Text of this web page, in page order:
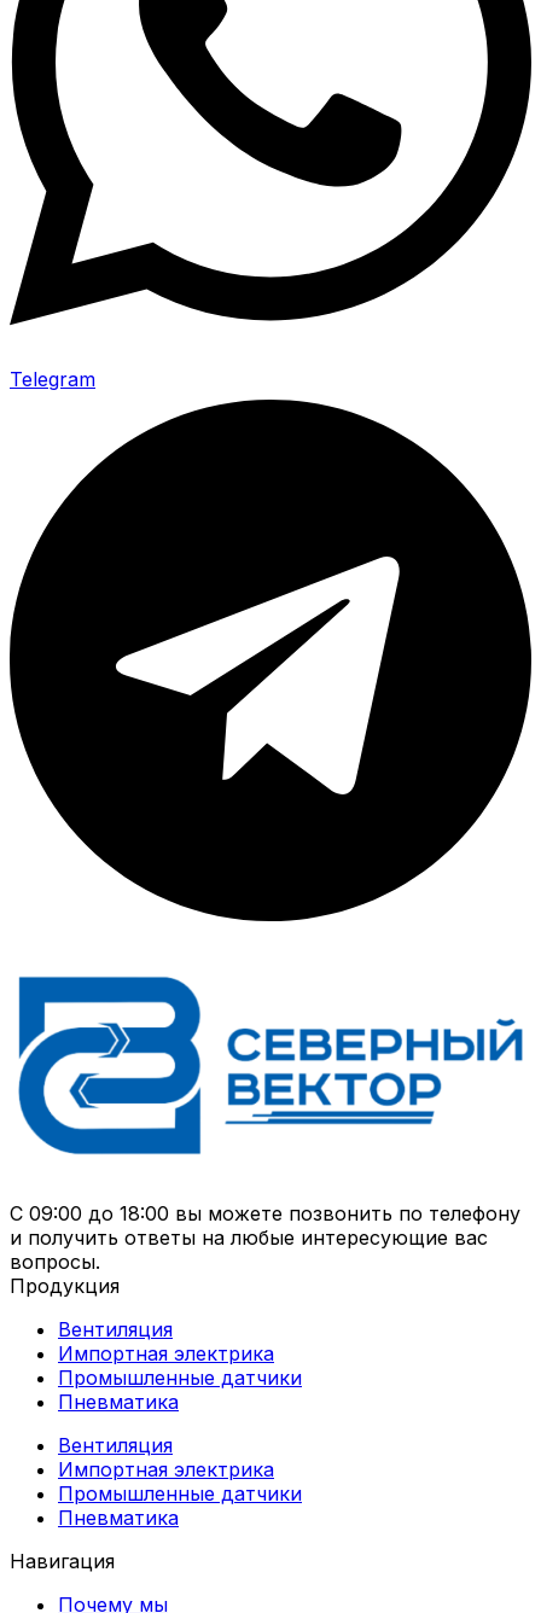
Telegram
С 09:00 до 18:00 вы можете позвонить по телефону
и получить ответы на любые интересующие вас
вопросы.
Продукция
Вентиляция
Импортная электрика
Промышленные датчики
Пневматика
Вентиляция
Импортная электрика
Промышленные датчики
Пневматика
Навигация
Почему мы